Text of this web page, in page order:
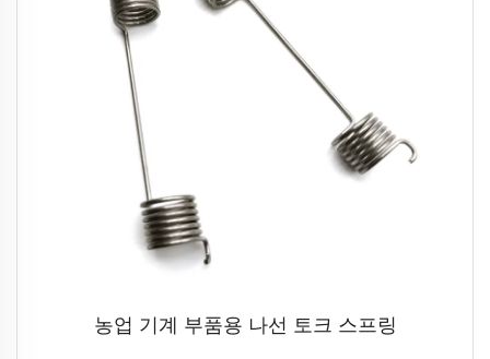
농업 기계 부품용 나선 토크 스프링